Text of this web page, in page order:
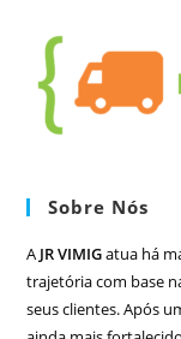
Sobre Nós
A JR VIMIGatua há
trajetória com base
seus clientes. Após